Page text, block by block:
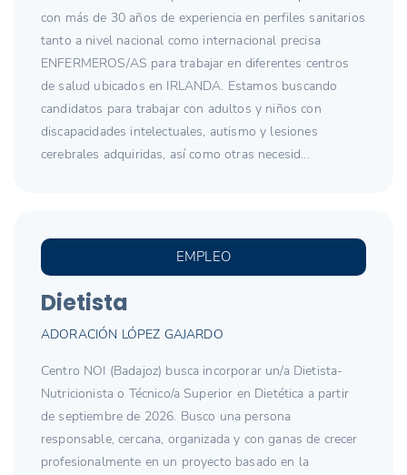
con más de 30 años de experiencia en perfiles sanitarios
tanto a nivel nacional como internacional precisa
ENFERMEROS/AS para trabajar en diferentes centros
de salud ubicados en IRLANDA. Estamos buscando
candidatos para trabajar con adultos y niños con
discapacidades intelectuales, autismo y lesiones
cerebrales adquiridas, así como otras necesid...
EMPLEO
Dietista
ADORACIÓN LÓPEZ GAJARDO
Centro NOI (Badajoz) busca incorporar un/a Dietista-
Nutricionista o Técnico/a Superior en Dietética a partir
de septiembre de 2026. Busco una persona
responsable, cercana, organizada y con ganas de crecer
profesionalmente en un proyecto basado en la